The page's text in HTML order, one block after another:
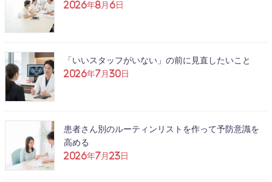
2026年8月6日
「いいスタッフがいない」の前に見直したいこと
2026年7月30日
患者さん別のルーティンリストを作って予防意識を
高める
2026年7月23日